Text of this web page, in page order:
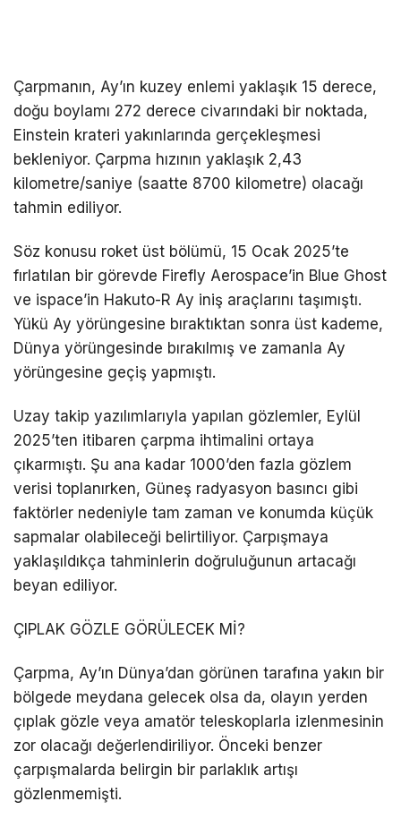
Çarpmanın, Ay’ın kuzey enlemi yaklaşık 15 derece,
doğu boylamı 272 derece civarındaki bir noktada,
Einstein krateri yakınlarında gerçekleşmesi
bekleniyor. Çarpma hızının yaklaşık 2,43
kilometre/saniye (saatte 8700 kilometre) olacağı
tahmin ediliyor.
Söz konusu roket üst bölümü, 15 Ocak 2025’te
fırlatılan bir görevde Firefly Aerospace’in Blue Ghost
ve ispace’in Hakuto-R Ay iniş araçlarını taşımıştı.
Yükü Ay yörüngesine bıraktıktan sonra üst kademe,
Dünya yörüngesinde bırakılmış ve zamanla Ay
yörüngesine geçiş yapmıştı.
Uzay takip yazılımlarıyla yapılan gözlemler, Eylül
2025’ten itibaren çarpma ihtimalini ortaya
çıkarmıştı. Şu ana kadar 1000’den fazla gözlem
verisi toplanırken, Güneş radyasyon basıncı gibi
faktörler nedeniyle tam zaman ve konumda küçük
sapmalar olabileceği belirtiliyor. Çarpışmaya
yaklaşıldıkça tahminlerin doğruluğunun artacağı
beyan ediliyor.
ÇIPLAK GÖZLE GÖRÜLECEK Mİ?
Çarpma, Ay’ın Dünya’dan görünen tarafına yakın bir
bölgede meydana gelecek olsa da, olayın yerden
çıplak gözle veya amatör teleskoplarla izlenmesinin
zor olacağı değerlendiriliyor. Önceki benzer
çarpışmalarda belirgin bir parlaklık artışı
gözlenmemişti.